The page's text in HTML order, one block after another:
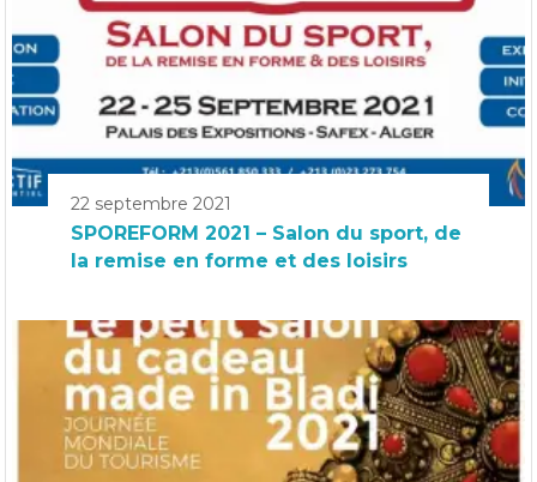
22 septembre 2021
SPOREFORM 2021 – Salon du sport, de
la remise en forme et des loisirs